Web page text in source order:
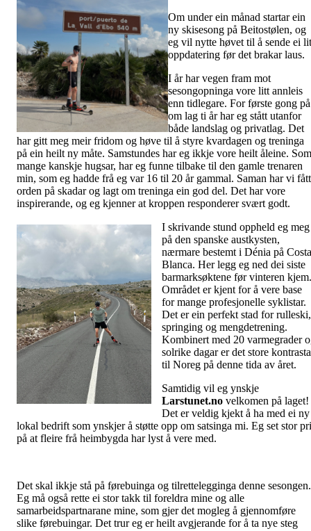
Om under ein månad startar ein
ny skisesong på Beitostølen, og
eg vil nytte høvet til å sende ei
oppdatering før det brakar laus.
I år har vegen fram mot
sesongopninga vore litt annleis
enn tidlegare. For første gong på
om lag ti år har eg stått utanfor
både landslag og privatlag. Det
har gitt meg meir fridom og høve til å styre kvardagen og treninga
på ein heilt ny måte. Samstundes har eg ikkje vore heilt åleine. Som
mange kanskje hugsar, har eg funne tilbake til den gamle trenaren
min, som eg hadde frå eg var 16 til 20 år gammal. Saman har vi fått
orden på skadar og lagt om treninga ein god del. Det har vore
inspirerande, og eg kjenner at kroppen responderer svært godt.
I skrivande stund oppheld eg meg
på den spanske austkysten,
nærmare bestemt i Dénia på Costa
Blanca. Her legg eg ned dei siste
barmarksøktene før vinteren kjem.
Området er kjent for å vere base
for mange profesjonelle syklistar.
Det er ein perfekt stad for rulleski,
springing og mengdetrening.
Kombinert med 20 varmegrader
solrike dagar er det store
til Noreg på denne tida av året.
Samtidig vil eg ynskje
Larstunet.no velkomen på laget!
Det er veldig kjekt å ha med ei ny
lokal bedrift som ynskjer å støtte opp om satsinga mi. Eg set stor
på at fleire frå heimbygda har lyst å vere med.
Det skal ikkje stå på førebuinga og tilrettelegginga denne sesongen.
Eg må også rette ei stor takk til foreldra mine og alle
samarbeidspartnarane mine, som gjer det mogleg å gjennomføre
slike førebuingar. Det trur eg er heilt avgjerande for å ta nye steg